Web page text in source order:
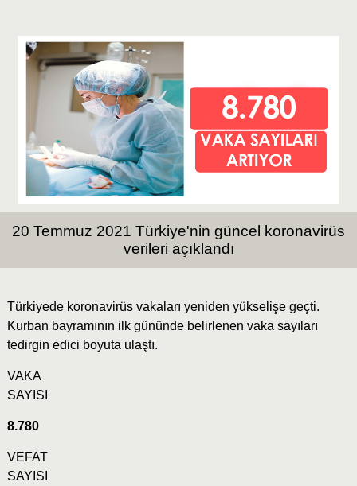
20 Temmuz 2021 Türkiye'nin güncel koronavirüs
verileri açıklandı
Türkiyede koronavirüs vakaları yeniden yükselişe geçti.
Kurban bayramının ilk gününde belirlenen vaka sayıları
tedirgin edici boyuta ulaştı.
VAKA
SAYISI
8.780
VEFAT
SAYISI